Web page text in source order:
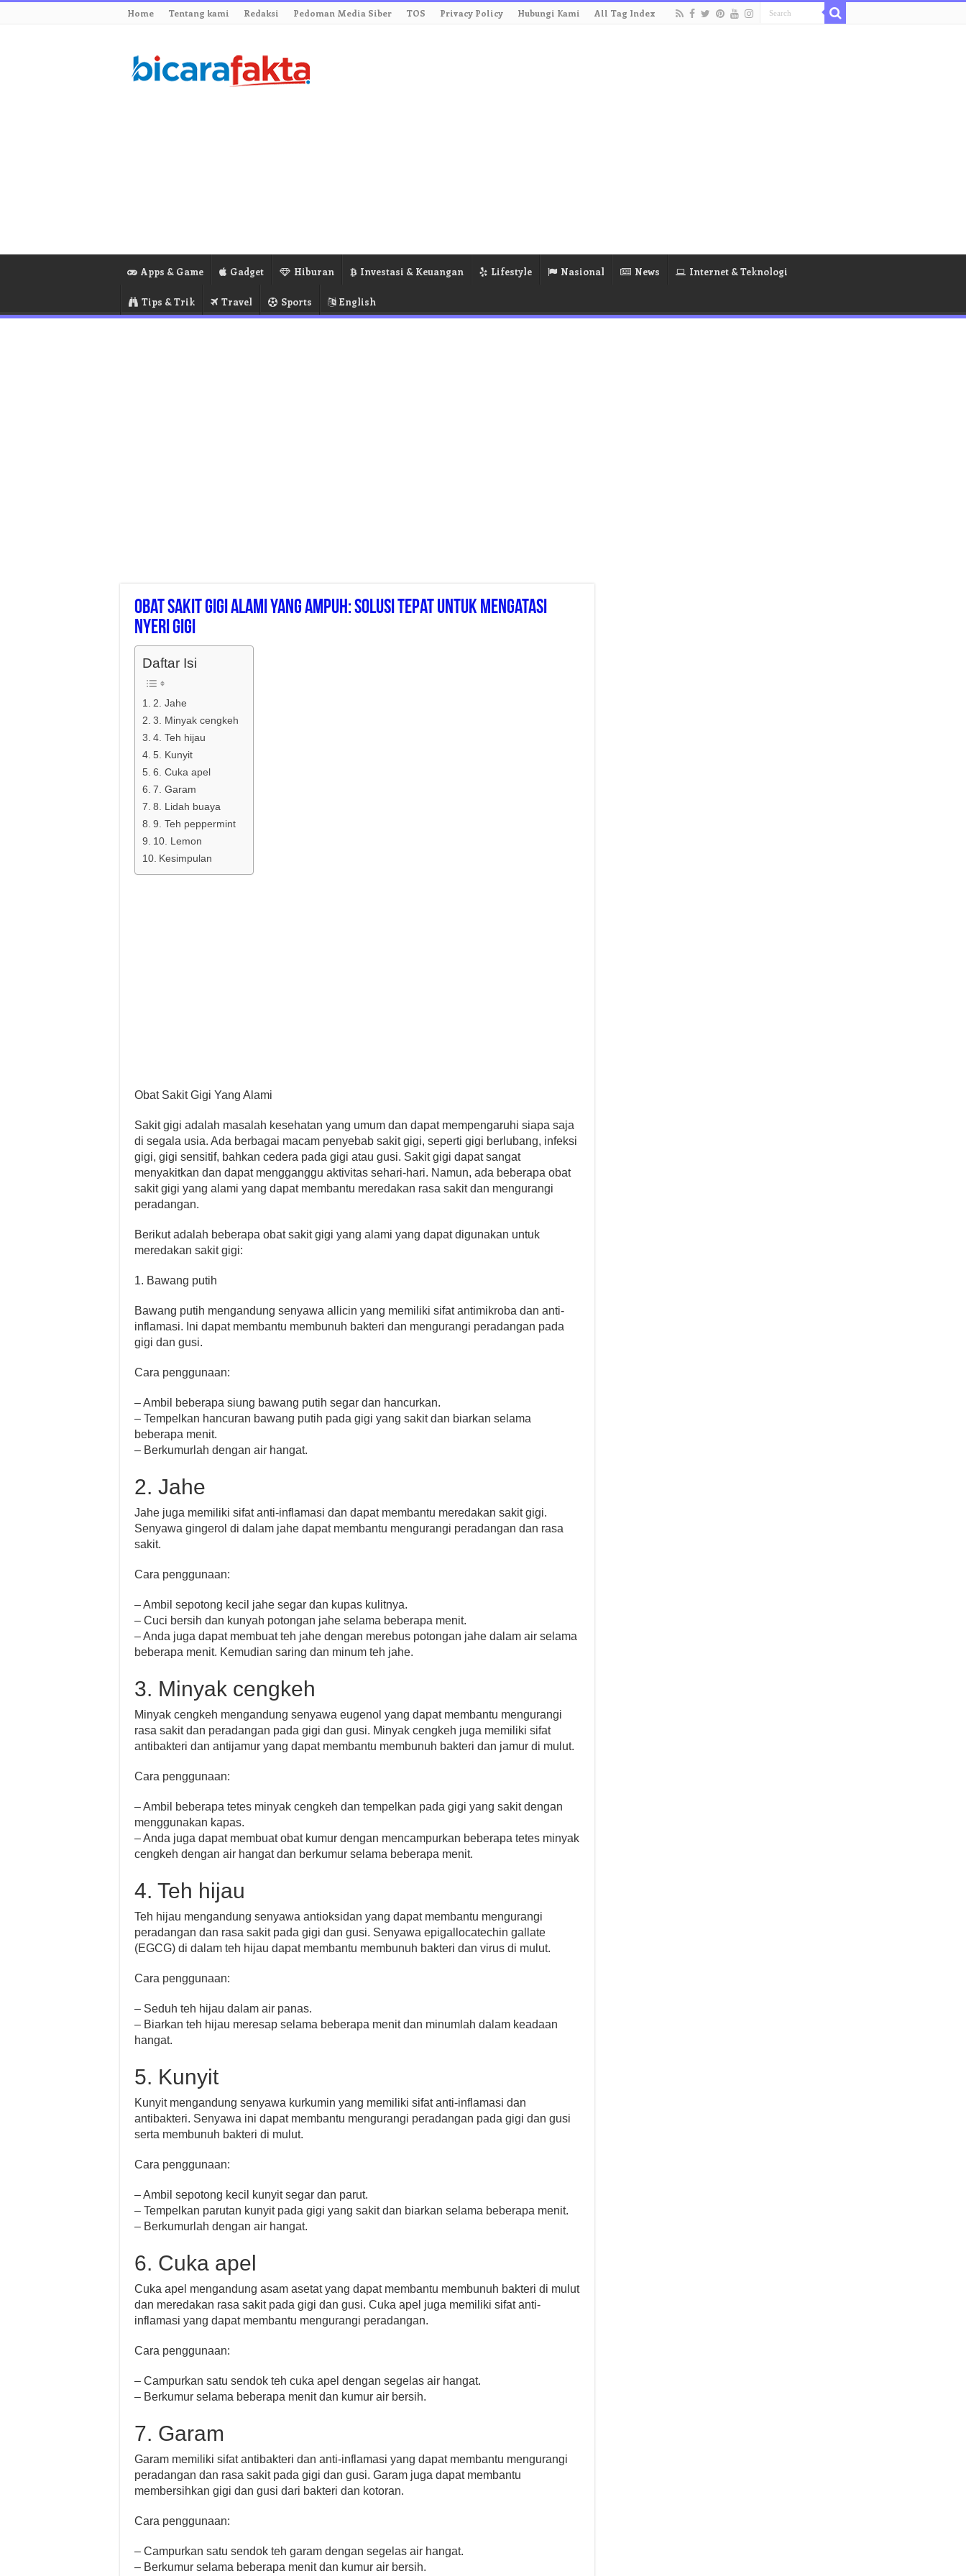
Home Tentang kami Redaksi Pedoman Media Siber TOS Privacy Policy Hubungi Kami All Tag Index
Apps & Game Gadget Hiburan Investasi & Keuangan Lifestyle Nasional News Internet & Teknologi
Tips & Trik Travel Sports English
Obat Sakit Gigi Alami Yang Ampuh: Solusi Tepat Untuk Mengatasi
Nyeri Gigi
Daftar Isi
2. Jahe
3. Minyak cengkeh
4. Teh hijau
5. Kunyit
6. Cuka apel
7. Garam
8. Lidah buaya
9. Teh peppermint
10. Lemon
Kesimpulan
Obat Sakit Gigi Yang Alami
Sakit gigi adalah masalah kesehatan yang umum dan dapat mempengaruhi siapa saja
di segala usia. Ada berbagai macam penyebab sakit gigi, seperti gigi berlubang, infeksi
gigi, gigi sensitif, bahkan cedera pada gigi atau gusi. Sakit gigi dapat sangat
menyakitkan dan dapat mengganggu aktivitas sehari-hari. Namun, ada beberapa obat
sakit gigi yang alami yang dapat membantu meredakan rasa sakit dan mengurangi
peradangan.
Berikut adalah beberapa obat sakit gigi yang alami yang dapat digunakan untuk
meredakan sakit gigi:
1. Bawang putih
Bawang putih mengandung senyawa allicin yang memiliki sifat antimikroba dan anti-
inflamasi. Ini dapat membantu membunuh bakteri dan mengurangi peradangan pada
gigi dan gusi.
Cara penggunaan:
– Ambil beberapa siung bawang putih segar dan hancurkan.
– Tempelkan hancuran bawang putih pada gigi yang sakit dan biarkan selama
beberapa menit.
– Berkumurlah dengan air hangat.
2. Jahe
Jahe juga memiliki sifat anti-inflamasi dan dapat membantu meredakan sakit gigi.
Senyawa gingerol di dalam jahe dapat membantu mengurangi peradangan dan rasa
sakit.
Cara penggunaan:
– Ambil sepotong kecil jahe segar dan kupas kulitnya.
– Cuci bersih dan kunyah potongan jahe selama beberapa menit.
– Anda juga dapat membuat teh jahe dengan merebus potongan jahe dalam air selama
beberapa menit. Kemudian saring dan minum teh jahe.
3. Minyak cengkeh
Minyak cengkeh mengandung senyawa eugenol yang dapat membantu mengurangi
rasa sakit dan peradangan pada gigi dan gusi. Minyak cengkeh juga memiliki sifat
antibakteri dan antijamur yang dapat membantu membunuh bakteri dan jamur di mulut.
Cara penggunaan:
– Ambil beberapa tetes minyak cengkeh dan tempelkan pada gigi yang sakit dengan
menggunakan kapas.
– Anda juga dapat membuat obat kumur dengan mencampurkan beberapa tetes minyak
cengkeh dengan air hangat dan berkumur selama beberapa menit.
4. Teh hijau
Teh hijau mengandung senyawa antioksidan yang dapat membantu mengurangi
peradangan dan rasa sakit pada gigi dan gusi. Senyawa epigallocatechin gallate
(EGCG) di dalam teh hijau dapat membantu membunuh bakteri dan virus di mulut.
Cara penggunaan:
– Seduh teh hijau dalam air panas.
– Biarkan teh hijau meresap selama beberapa menit dan minumlah dalam keadaan
hangat.
5. Kunyit
Kunyit mengandung senyawa kurkumin yang memiliki sifat anti-inflamasi dan
antibakteri. Senyawa ini dapat membantu mengurangi peradangan pada gigi dan gusi
serta membunuh bakteri di mulut.
Cara penggunaan:
– Ambil sepotong kecil kunyit segar dan parut.
– Tempelkan parutan kunyit pada gigi yang sakit dan biarkan selama beberapa menit.
– Berkumurlah dengan air hangat.
6. Cuka apel
Cuka apel mengandung asam asetat yang dapat membantu membunuh bakteri di mulut
dan meredakan rasa sakit pada gigi dan gusi. Cuka apel juga memiliki sifat anti-
inflamasi yang dapat membantu mengurangi peradangan.
Cara penggunaan:
– Campurkan satu sendok teh cuka apel dengan segelas air hangat.
– Berkumur selama beberapa menit dan kumur air bersih.
7. Garam
Garam memiliki sifat antibakteri dan anti-inflamasi yang dapat membantu mengurangi
peradangan dan rasa sakit pada gigi dan gusi. Garam juga dapat membantu
membersihkan gigi dan gusi dari bakteri dan kotoran.
Cara penggunaan:
– Campurkan satu sendok teh garam dengan segelas air hangat.
– Berkumur selama beberapa menit dan kumur air bersih.